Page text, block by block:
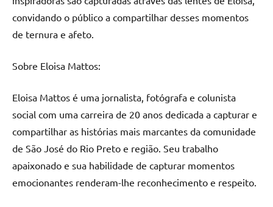
convidando o público a compartilhar desses momentos
de ternura e afeto.
Sobre Eloisa Mattos:
Eloisa Mattos é uma jornalista, fotógrafa e colunista
social com uma carreira de 20 anos dedicada a capturar e
compartilhar as histórias mais marcantes da comunidade
de São José do Rio Preto e região. Seu trabalho
apaixonado e sua habilidade de capturar momentos
emocionantes renderam-lhe reconhecimento e respeito.